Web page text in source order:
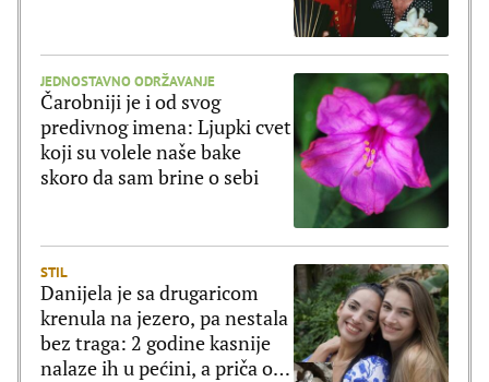
JEDNOSTAVNO ODRŽAVANJE
Čarobniji je i od svog
predivnog imena: Ljupki cvet
koji su volele naše bake
skoro da sam brine o sebi
STIL
Danijela je sa drugaricom
krenula na jezero, pa nestala
bez traga: 2 godine kasnije
nalaze ih u pećini, a priča o